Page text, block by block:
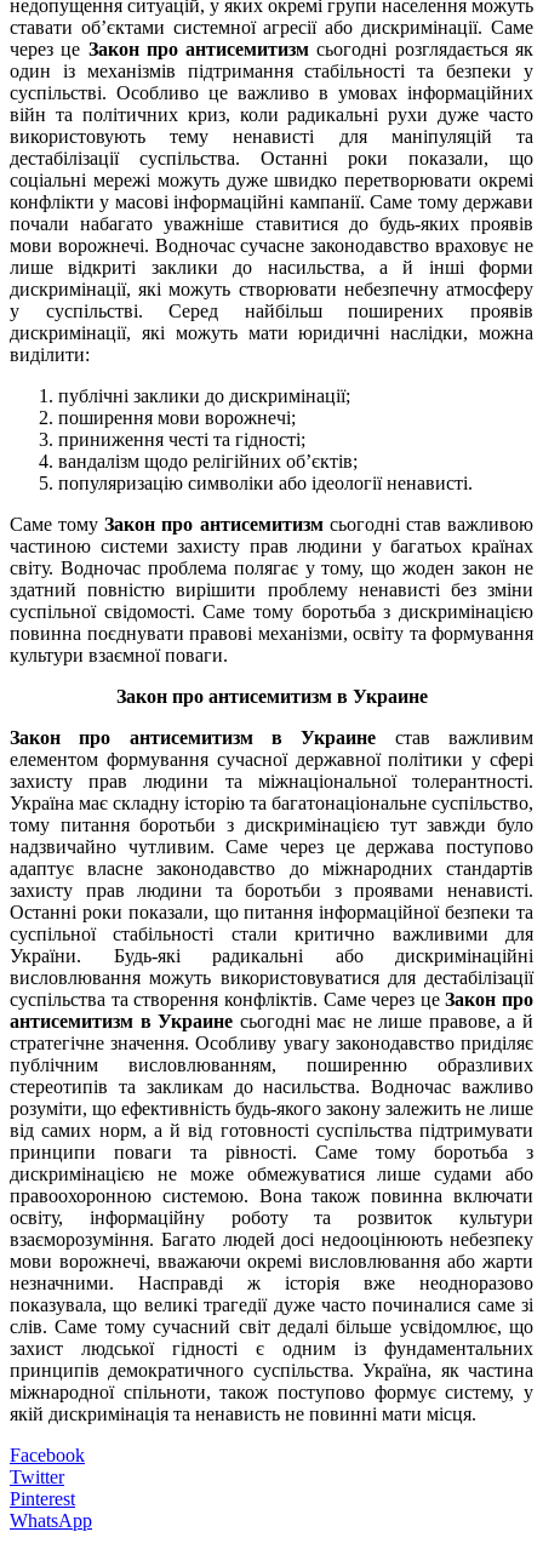
недопущення ситуацій, у яких окремі групи населення можуть
ставати об’єктами системної агресії або дискримінації. Саме
через це Закон про антисемитизм сьогодні розглядається як
один із механізмів підтримання стабільності та безпеки у
суспільстві. Особливо це важливо в умовах інформаційних
війн та політичних криз, коли радикальні рухи дуже часто
використовують тему ненависті для маніпуляцій та
дестабілізації суспільства. Останні роки показали, що
соціальні мережі можуть дуже швидко перетворювати окремі
конфлікти у масові інформаційні кампанії. Саме тому держави
почали набагато уважніше ставитися до будь-яких проявів
мови ворожнечі. Водночас сучасне законодавство враховує не
лише відкриті заклики до насильства, а й інші форми
дискримінації, які можуть створювати небезпечну атмосферу
у суспільстві. Серед найбільш поширених проявів
дискримінації, які можуть мати юридичні наслідки, можна
виділити:
публічні заклики до дискримінації;
поширення мови ворожнечі;
приниження честі та гідності;
вандалізм щодо релігійних об’єктів;
популяризацію символіки або ідеології ненависті.
Саме томуЗакон про антисемитизмсьогодні став важливою
частиною системи захисту прав людини у багатьох країнах
світу. Водночас проблема полягає у тому, що жоден закон не
здатний повністю вирішити проблему ненависті без зміни
суспільної свідомості. Саме тому боротьба з дискримінацією
повинна поєднувати правові механізми, освіту та формування
культури взаємної поваги.
Закон про антисемитизм в Украине
Закон про антисемитизм в Украине став важливим
елементом формування сучасної державної політики у сфері
захисту прав людини та міжнаціональної толерантності.
Україна має складну історію та багатонаціональне суспільство,
тому питання боротьби з дискримінацією тут завжди було
надзвичайно чутливим. Саме через це держава поступово
адаптує власне законодавство до міжнародних стандартів
захисту прав людини та боротьби з проявами ненависті.
Останні роки показали, що питання інформаційної безпеки та
суспільної стабільності стали критично важливими для
України. Будь-які радикальні або дискримінаційні
висловлювання можуть використовуватися для дестабілізації
суспільства та створення конфліктів. Саме через цеЗакон про
антисемитизм в Украине сьогодні має не лише правове, а й
стратегічне значення. Особливу увагу законодавство приділяє
публічним висловлюванням, поширенню образливих
стереотипів та закликам до насильства. Водночас важливо
розуміти, що ефективність будь-якого закону залежить не лише
від самих норм, а й від готовності суспільства підтримувати
принципи поваги та рівності. Саме тому боротьба з
дискримінацією не може обмежуватися лише судами або
правоохоронною системою. Вона також повинна включати
освіту, інформаційну роботу та розвиток культури
взаєморозуміння. Багато людей досі недооцінюють небезпеку
мови ворожнечі, вважаючи окремі висловлювання або жарти
незначними. Насправді ж історія вже неодноразово
показувала, що великі трагедії дуже часто починалися саме зі
слів. Саме тому сучасний світ дедалі більше усвідомлює, що
захист людської гідності є одним із фундаментальних
принципів демократичного суспільства. Україна, як частина
міжнародної спільноти, також поступово формує систему, у
якій дискримінація та ненависть не повинні мати місця.
Facebook
Twitter
Pinterest
WhatsApp